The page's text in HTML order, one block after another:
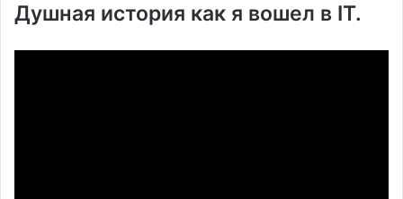
Душная история как я вошел в IT.